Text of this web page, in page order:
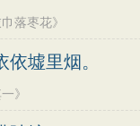
落枣花》
墟里烟。
》